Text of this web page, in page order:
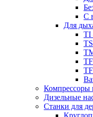
С
Для
TI
Компрессоры
Дизельные
Станки для